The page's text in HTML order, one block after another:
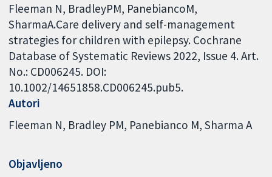
Fleeman N, BradleyPM, PanebiancoM,
SharmaA.Care delivery and self-management
strategies for children with epilepsy. Cochrane
Database of Systematic Reviews 2022, Issue 4. Art.
No.: CD006245. DOI:
10.1002/14651858.CD006245.pub5.
Autori
Fleeman N Bradley PM Panebianco M Sharma A
Objavljeno